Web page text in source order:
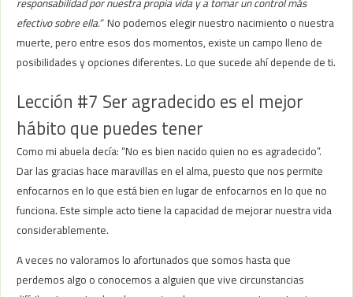
efectivo sobre ella.” No podemos elegir nuestro nacimiento o nuestra
muerte, pero entre esos dos momentos, existe un campo lleno de
posibilidades y opciones diferentes. Lo que sucede ahí depende de ti.
Lección #7 Ser agradecido es el mejor
hábito que puedes tener
Como mi abuela decía: “No es bien nacido quien no es agradecido”.
Dar las gracias hace maravillas en el alma, puesto que nos permite
enfocarnos en lo que está bien en lugar de enfocarnos en lo que no
funciona. Este simple acto tiene la capacidad de mejorar nuestra vida
considerablemente.
A veces no valoramos lo afortunados que somos hasta que
perdemos algo o conocemos a alguien que vive circunstancias